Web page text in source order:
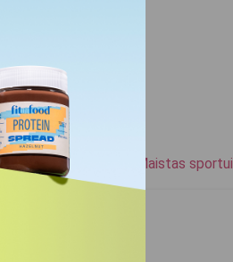
Open Maistas sportui